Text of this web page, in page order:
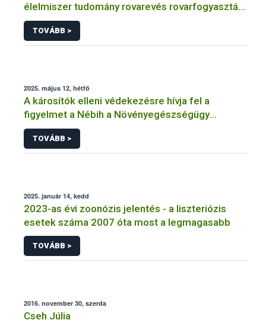
élelmiszer tudomány rovarevés rovarfogyasztás
rovar
TOVÁBB >
2025. május 12, hétfő
A károsítók elleni védekezésre hívja fel a
figyelmet a Nébih a Növényegészségügy
Nemzetközi Napja alkalmából
TOVÁBB >
2025. január 14, kedd
2023-as évi zoonózis jelentés - a liszteriózis
esetek száma 2007 óta most a legmagasabb
TOVÁBB >
2016. november 30, szerda
Cseh Júlia